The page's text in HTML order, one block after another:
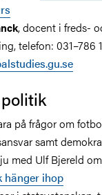
, docent i freds-
telefon: 031–786
på frågor om
samt
med Ulf Bjereld
hänger ihop